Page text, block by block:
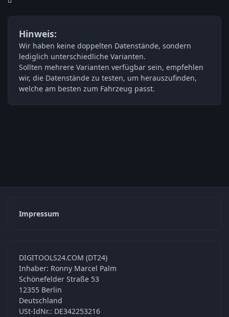
Hinweis:
Wir haben keine doppelten Datenstände, sondern
lediglich unterschiedliche Varianten.
Sollten mehrere Varianten verfügbar sein, empfehlen
wir, die Datenstände zu testen, um herauszufinden,
welche am besten zum Fahrzeug passt.
Impressum
DIGITOOLS24.COM (DT24)
Inhaber: Ronny Marcel Palm
Schönefelder Straße 53
12355 Berlin
Deutschland
USt-IdNr.: DE342253216